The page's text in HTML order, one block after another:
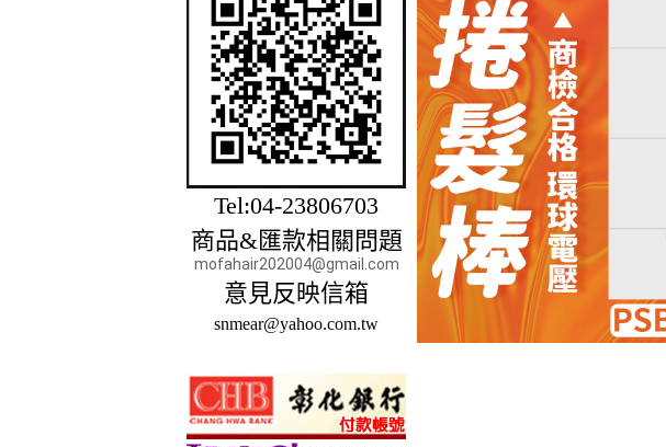
Tel:04-23806703
商品&匯款相關問題
mofahair202004@gmail.com
意見反映信箱
snmear@yahoo.com.tw